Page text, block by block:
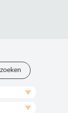
zoeken